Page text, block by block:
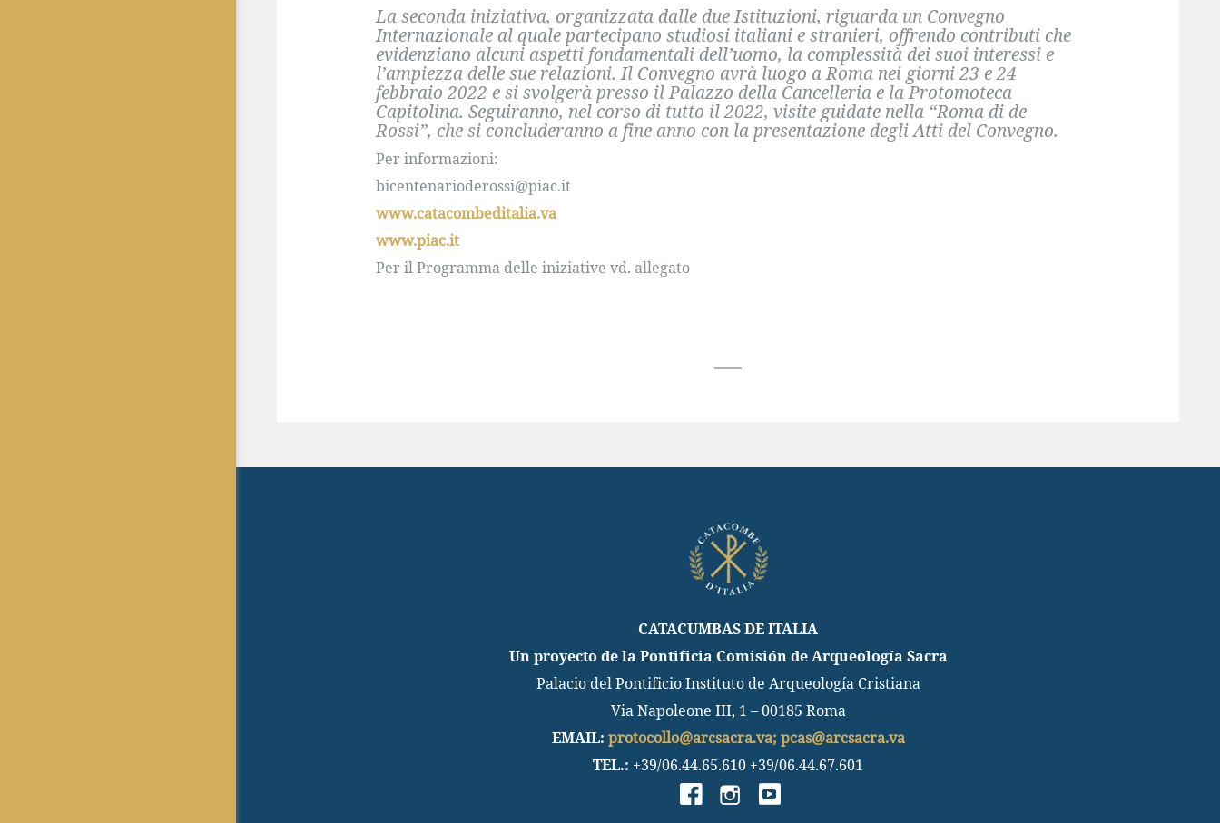
La seconda iniziativa, organizzata dalle due Istituzioni, riguarda un Convegno
Internazionale al quale partecipano studiosi italiani e stranieri, offrendo contributi che
evidenziano alcuni aspetti fondamentali dell’uomo, la complessità dei suoi interessi e
l’ampiezza delle sue relazioni. Il Convegno avrà luogo a Roma nei giorni 23 e 24
febbraio 2022 e si svolgerà presso il Palazzo della Cancelleria e la Protomoteca
Capitolina. Seguiranno, nel corso di tutto il 2022, visite guidate nella “Roma di de
Rossi”, che si concluderanno a fine anno con la presentazione degli Atti del Convegno.
Per informazioni:
bicentenarioderossi@piac.it
www.catacombeditalia.va
www.piac.it
Per il Programma delle iniziative vd. allegato
CATACUMBAS DE ITALIA
Un proyecto de la Pontificia Comisión de Arqueología Sacra
Palacio del Pontificio Instituto de Arqueología Cristiana
Via Napoleone III, 1 – 00185 Roma
EMAIL: protocollo@arcsacra.va; pcas@arcsacra.va
TEL.: +39/06.44.65.610 +39/06.44.67.601